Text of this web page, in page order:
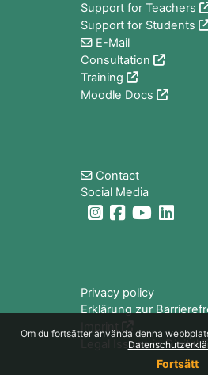
Om du fortsätter använda denna
Fortsätt
Support for Teachers
Support for Students
E-Mail
Consultation
Training
Moodle Docs
Contact
Social Media
Privacy policy
Erklärung zur
Imprint
Legal Issues in Digital